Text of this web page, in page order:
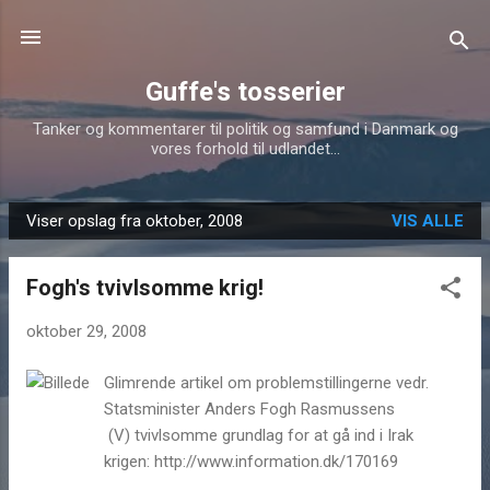
Guffe's tosserier
Tanker og kommentarer til politik og samfund i Danmark og
vores forhold til udlandet...
O
p
Viser opslag fra oktober, 2008 VIS ALLE
Fogh's tvivlsomme krig!
oktober 29, 2008
Glimrende artikel om problemstillingerne vedr.
Statsminister Anders Fogh Rasmussens
(V) tvivlsomme grundlag for at gå ind i Irak
krigen: http://www.information.dk/170169